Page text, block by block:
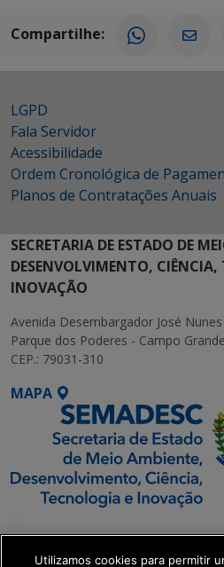
Compartilhe:
LGPD
Fala Servidor
Acessibilidade
Ordem Cronológica de
Planos de Contratações Anuais
SECRETARIA DE ESTADO DE
DESENVOLVIMENTO, CIÊNCIA,
INOVAÇÃO
Avenida Desembargador José
Parque dos Poderes - Campo
CEP.: 79031-310
MAPA
SETDIG | Secretaria-
Executiva de
Utilizamos cookies para permitir